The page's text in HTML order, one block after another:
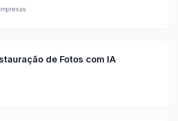
de Fotos com IA